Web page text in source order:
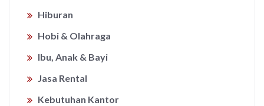
Hiburan
Hobi & Olahraga
Ibu, Anak & Bayi
Jasa Rental
Kebutuhan Kantor